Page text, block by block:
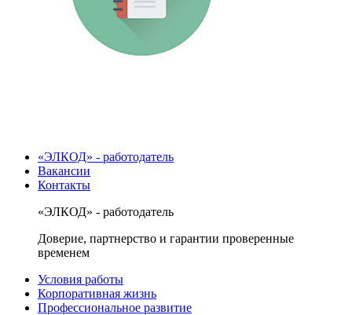
«ЭЛКОД» - работодатель
Вакансии
Контакты
«ЭЛКОД» - работодатель
Доверие, партнерство и гарантии проверенные
временем
Условия работы
Корпоративная жизнь
Профессиональное развитие